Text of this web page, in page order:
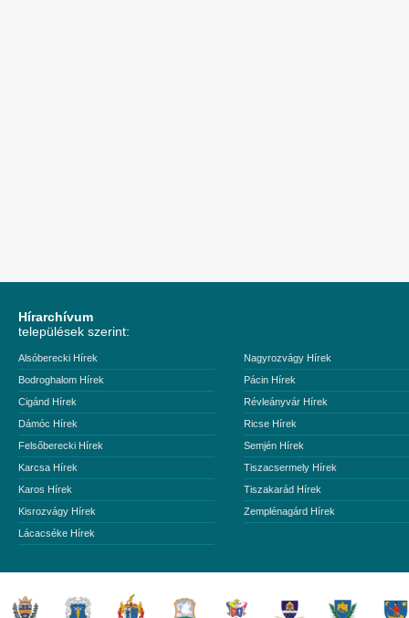
Hírarchívum
települések szerint:
Alsóberecki Hírek
Bodroghalom Hírek
Cigánd Hírek
Dámóc Hírek
Felsőberecki Hírek
Karcsa Hírek
Karos Hírek
Kisrozvágy Hírek
Lácacséke Hírek
Nagyrozvágy Hírek
Pácin Hírek
Révleányvár Hírek
Ricse Hírek
Semjén Hírek
Tiszacsermely Hírek
Tiszakarád Hírek
Zemplénagárd Hírek